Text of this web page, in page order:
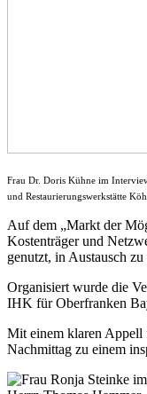
Frau Dr. Doris Kühne im
und Restaurierungswerkstätte
Auf dem „Markt der
Kostenträger und
genutzt, in Austausch
Organisiert wurde die
IHK für Oberfranken
Mit einem klaren
Nachmittag zu einem